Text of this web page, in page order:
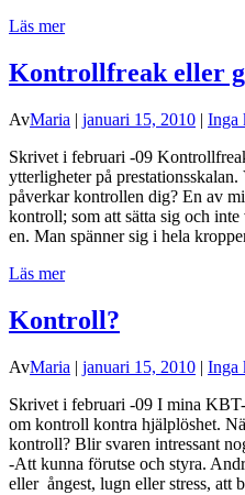
Läs mer
Kontrollfreak eller
AvMaria | januari 15, 2010 | Inga
Skrivet i februari -09
ytterligheter på
påverkar kontrollen dig? En av
kontroll; som att sätta sig och
en. Man spänner sig i hela
Läs mer
Kontroll?
AvMaria | januari 15, 2010 | Inga
Skrivet i februari -09 I mina
om kontroll kontra hjälplöshet.
kontroll? Blir svaren intressant
-Att kunna förutse och styra.
eller ångest, lugn eller stress, att